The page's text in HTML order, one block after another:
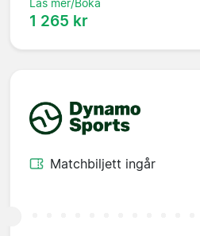
1 265 kr
Matchbiljett ingår